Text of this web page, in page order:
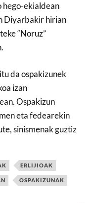
hego-ekialdean
Diyarbakir hirian
“Noruz”
da ospakizunek
izan
Ospakizun
eta fedearekin
sinismenak guztiz
ERLIJIOAK
OSPAKIZUNAK